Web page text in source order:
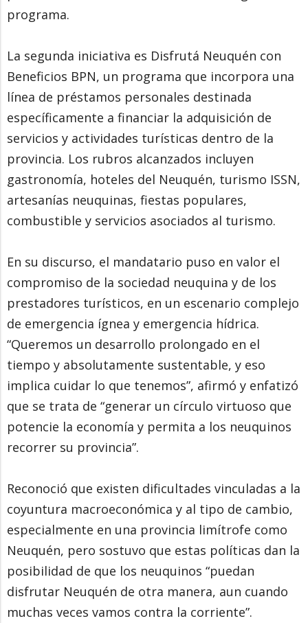
programa.
La segunda iniciativa es Disfrutá Neuquén con
Beneficios BPN, un programa que incorpora una
línea de préstamos personales destinada
específicamente a financiar la adquisición de
servicios y actividades turísticas dentro de la
provincia. Los rubros alcanzados incluyen
gastronomía, hoteles del Neuquén, turismo ISSN,
artesanías neuquinas, fiestas populares,
combustible y servicios asociados al turismo.
En su discurso, el mandatario puso en valor el
compromiso de la sociedad neuquina y de los
prestadores turísticos, en un escenario complejo
de emergencia ígnea y emergencia hídrica.
“Queremos un desarrollo prolongado en el
tiempo y absolutamente sustentable, y eso
implica cuidar lo que tenemos”, afirmó y enfatizó
que se trata de “generar un círculo virtuoso que
potencie la economía y permita a los neuquinos
recorrer su provincia”.
Reconoció que existen dificultades vinculadas a la
coyuntura macroeconómica y al tipo de cambio,
especialmente en una provincia limítrofe como
Neuquén, pero sostuvo que estas políticas dan la
posibilidad de que los neuquinos “puedan
disfrutar Neuquén de otra manera, aun cuando
muchas veces vamos contra la corriente”.